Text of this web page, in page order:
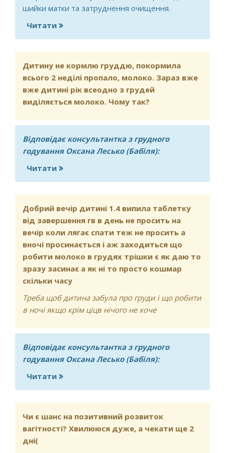
шийки матки та затруднення очищення.
Читати про Виділення
Дитину не кормлю груддю, покормила
всього 2 неділі пропало, молоко. Зараз вже
вже дитині рік всеодно з грудей
виділяється молоко. Чому так?
Відповідає консультантка з грудного
годування Оксана Лесько (Бабіля):
Читати про Дитину не кормлю груддю,
покормила всього 2 неділі пропало,
молоко. Зараз вже вже дитині рік
всеодно з грудей виділяється молоко.
Добрий вечір дитині 1.4 випила таблетку
від завершення гв в день не просить на
вечір коли лягає спати теж не просить а
вночі просинається і аж заходиться що
робити молоко в грудях трішки є як даю то
зразу засинає а як ні то просто кошмар
скільки часу
Треба щоб дитина забула про груди і що робити
в ночі якщо крім ціцв нічого не хоче
Відповідає консультантка з грудного
годування Оксана Лесько (Бабіля):
Читати про Добрий вечір дитині 1.4 випила
таблетку від завершення гв в день не
просить на вечір коли лягає спати теж
не просить а вночі просинається і аж
заходиться що робити молоко в
Чи є шанс на позитивний розвиток
вагітності? Хвилююся дуже, а чекати ще 2
дні(